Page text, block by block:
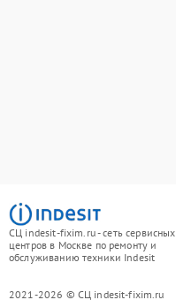
СЦ indesit-fixim.ru - сеть сервисных
центров в Москве по ремонту и
обслуживанию техники Indesit
2021-2026 © СЦ indesit-fixim.ru